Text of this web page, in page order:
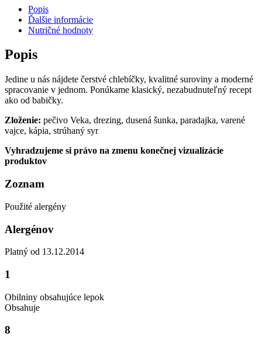
Popis
Ďalšie informácie
Nutričné hodnoty
Popis
Jedine u nás nájdete čerstvé chlebíčky, kvalitné suroviny a moderné
spracovanie v jednom. Ponúkame klasický, nezabudnuteľný recept
ako od babičky.
Zloženie: pečivo Veka, drezing, dusená šunka, paradajka, varené
vajce, kápia, strúhaný syr
Vyhradzujeme si právo na zmenu konečnej vizualizácie
produktov
Zoznam
Použité alergény
Alergénov
Platný od 13.12.2014
1
Obilniny obsahujúce lepok
Obsahuje
8